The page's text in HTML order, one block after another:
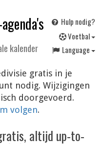
kalender
Hulp nodig?
Voetbal
Language
gratis in je
nodig. Wijzigingen
doorgevoerd.
volgen.
altijd up-to-